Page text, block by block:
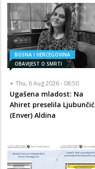
BOSNA I HERCEGOVINA
OBAVIJEST O SMRTI
Thu, 6 Aug 2026 - 08:50
Ugašena mladost: Na
Ahiret preselila Ljubunčić
(Enver) Aldina